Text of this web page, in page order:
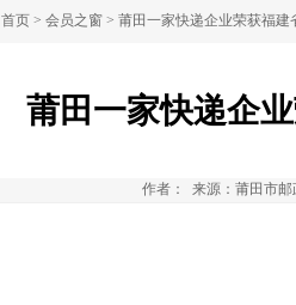
首页 > 会员之窗 > 莆田一家快递企业荣获福建
莆田一家快递企
作者： 来源：莆田市